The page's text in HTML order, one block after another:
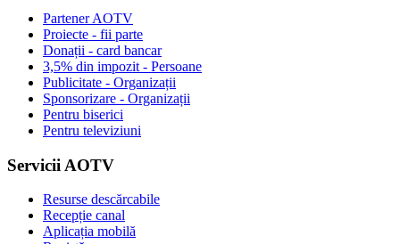
Partener AOTV
Proiecte - fii parte
Donații - card bancar
3,5% din impozit - Persoane
Publicitate - Organizații
Sponsorizare - Organizații
Pentru biserici
Pentru televiziuni
Servicii AOTV
Resurse descărcabile
Recepție canal
Aplicația mobilă